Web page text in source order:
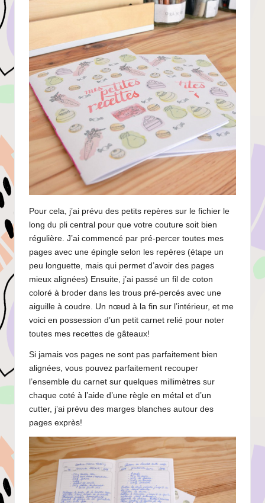
Pour cela, j’ai prévu des petits repères sur le fichier le
long du pli central pour que votre couture soit bien
régulière. J’ai commencé par pré-percer toutes mes
pages avec une épingle selon les repères (étape un
peu longuette, mais qui permet d’avoir des pages
mieux alignées) Ensuite, j’ai passé un fil de coton
coloré à broder dans les trous pré-percés avec une
aiguille à coudre. Un nœud à la fin sur l’intérieur, et me
voici en possession d’un petit carnet relié pour noter
toutes mes recettes de gâteaux!
Si jamais vos pages ne sont pas parfaitement bien
alignées, vous pouvez parfaitement recouper
l’ensemble du carnet sur quelques millimètres sur
chaque coté à l’aide d’une règle en métal et d’un
cutter, j’ai prévu des marges blanches autour des
pages exprès!